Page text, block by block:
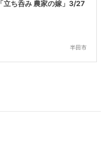
半田市
立ち呑み 農家の嫁」3/27